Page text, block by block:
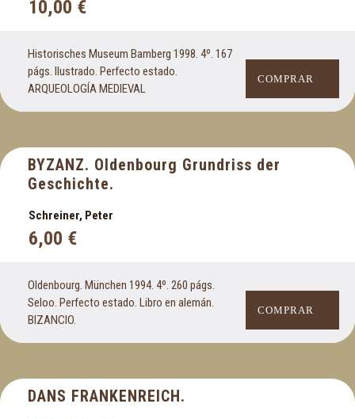
Esoterismo y ciencias ocultas
Estudios y ensayos literarios
Etnografia
F
Ferrocarril
Filosofía
Flamenco
Folletos
Galicia
10,00 €
Historisches Museum Bamberg 1998. 4º. 167
págs. Ilustrado. Perfecto estado.
ARQUEOLOGÍA MEDIEVAL
COMPRAR
BYZANZ. Oldenbourg Grundriss der
Geschichte.
Schreiner, Peter
6,00 €
Oldenbourg. München 1994. 4º. 260 págs.
Seloo. Perfecto estado. Libro en alemán.
BIZANCIO.
COMPRAR
DANS FRANKENREICH.